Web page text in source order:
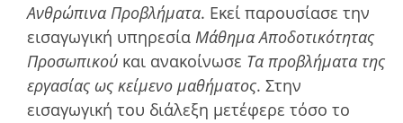
Ανθρώπινα Προβλήματα. Εκεί παρουσίασε την
εισαγωγική υπηρεσία Μάθημα Αποδοτικότητας
Προσωπικού και ανακοίνωσε Τα προβλήματα της
εργασίας ως κείμενο μαθήματος. Στην
εισαγωγική του διάλεξη μετέφερε τόσο το